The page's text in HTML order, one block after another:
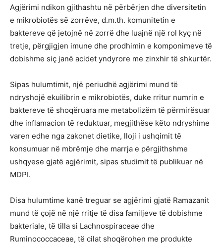
Agjërimi ndikon gjithashtu në përbërjen dhe diversitetin
e mikrobiotës së zorrëve, d.m.th. komunitetin e
baktereve që jetojnë në zorrë dhe luajnë një rol kyç në
tretje, përgjigjen imune dhe prodhimin e komponimeve të
dobishme siç janë acidet yndyrore me zinxhir të shkurtër.
Sipas hulumtimit, një periudhë agjërimi mund të
ndryshojë ekuilibrin e mikrobiotës, duke rritur numrin e
baktereve të shoqëruara me metabolizëm të përmirësuar
dhe inflamacion të reduktuar, megjithëse këto ndryshime
varen edhe nga zakonet dietike, lloji i ushqimit të
konsumuar në mbrëmje dhe marrja e përgjithshme
ushqyese gjatë agjërimit, sipas studimit të publikuar në
MDPI.
Disa hulumtime kanë treguar se agjërimi gjatë Ramazanit
mund të çojë në një rritje të disa familjeve të dobishme
bakteriale, të tilla si Lachnospiraceae dhe
Ruminococcaceae, të cilat shoqërohen me produkte